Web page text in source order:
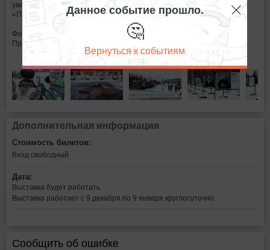
увидят как можно больше людей!», - отметила президент фонда
«Память поколений» Валентина Терешкова.
Фотовыставка открылась в День Героев Отечества при поддержке
Правительства РТ
Дополнительная информация
Стоимость билетов:
Вход свободный
Дата:
Выставка будет работать
Выставка работает с 9 декабря по 9 января круглосуточно
Сообщить об ошибке
Данное событие прошло.
🤔
Вернуться к событиям